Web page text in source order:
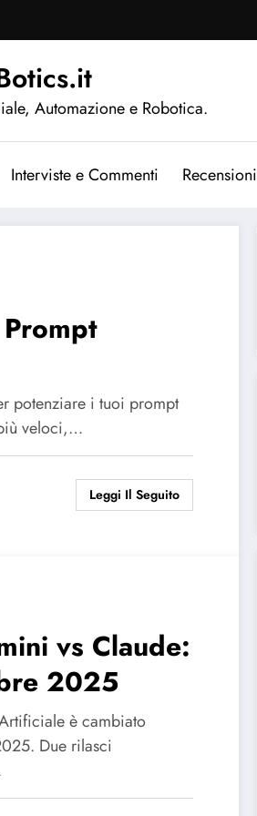
Automazione e Robotica.
Interviste e Commenti Recensioni
potenziare i tuoi prompt
veloci,…
Leggi Il Seguito
vs Claude:
2025
è cambiato
Due rilasci